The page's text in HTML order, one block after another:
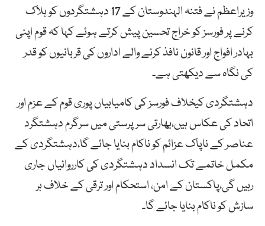
وزیراعظم نے فتنہ الہندوستان کے 17 دہشتگردوں کو ہلاک
کرنے پر فورسز کو خراج تحسین پیش کرتے ہوئے کہا کہ قوم اپنی
بہادر افواج اور قانون نافذ کرنے والے اداروں کی قربانیوں کو قدر
کی نگاہ سے دیکھتی ہے۔
دہشتگردی کیخلاف فورسز کی کامیابیاں پوری قوم کے عزم اور
اتحاد کی عکاس ہیں،بھارتی سرپرستی میں سرگرم دہشتگرد
عناصر کے ناپاک عزائم کو ناکام بنایا جائے گا،دہشتگردی کے
مکمل خاتمے تک انسداد دہشتگردی کی کارروائیاں جاری
رہیں گی،پاکستان کے امن، استحکام اور ترقی کے خلاف ہر
سازش کو ناکام بنایا جائے گا۔